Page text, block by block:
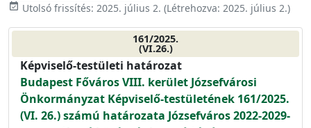
event_available Utolsó frissítés: 2025. július 2. (Létrehozva: 2025. július 2.)
161/2025.
(VI.26.)
Képviselő-testületi határozat
Budapest Főváros VIII. kerület Józsefvárosi
Önkormányzat Képviselő-testületének 161/2025.
(VI. 26.) számú határozata Józsefváros 2022-2029-